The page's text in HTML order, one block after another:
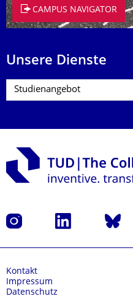
CAMPUS NAVIGATOR
Unsere Dienste
Instagram LinkedIn Bluesky
Kontakt
Impressum
Datenschutz